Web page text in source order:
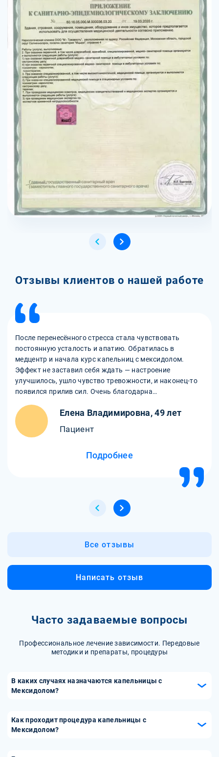
Отзывы клиентов о нашей работе
После перенесённого стресса стала чувствовать
постоянную усталость и апатию. Обратилась в
медцентр и начала курс капельниц с мексидолом.
Эффект не заставил себя ждать — настроение
улучшилось, ушло чувство тревожности, и наконец-то
появился прилив сил. Очень благодарна
индивидуальный подход и поддержку!
Елена Владимировна, 49 лет
Пациент
Подробнее
Все отзывы
Написать отзыв
Часто задаваемые вопросы
Профессиональное лечение зависимости. Передовые
методики и препараты, процедуры
В каких случаях назначаются капельницы с
Мексидолом?
кровообращения в мозге, хронических стрессах,
алкогольной и наркотической интоксикации, а также для
Как проходит процедура капельницы с
Мексидолом?